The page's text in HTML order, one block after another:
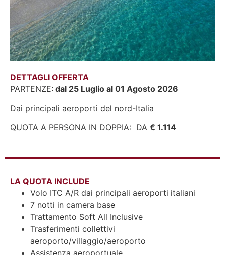
DETTAGLI OFFERTA
PARTENZE: dal 25 Luglio al 01 Agosto 2026
Dai principali aeroporti del nord-Italia
QUOTA A PERSONA IN DOPPIA: DA € 1.114
LA QUOTA INCLUDE
Volo ITC A/R dai principali aeroporti italiani
7 notti in camera base
Trattamento Soft All Inclusive
Trasferimenti collettivi
aeroporto/villaggio/aeroporto
Assistenza aeroportuale